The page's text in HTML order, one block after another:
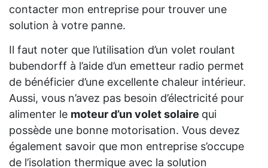
contacter mon entreprise pour trouver une
solution à votre panne.
Il faut noter que l’utilisation d’un volet roulant
bubendorff à l’aide d’un emetteur radio permet
de bénéficier d’une excellente chaleur intérieur.
Aussi, vous n’avez pas besoin d’électricité pour
alimenter le moteur d’un volet solaire qui
possède une bonne motorisation. Vous devez
également savoir que mon entreprise s’occupe
de l’isolation thermique avec la solution